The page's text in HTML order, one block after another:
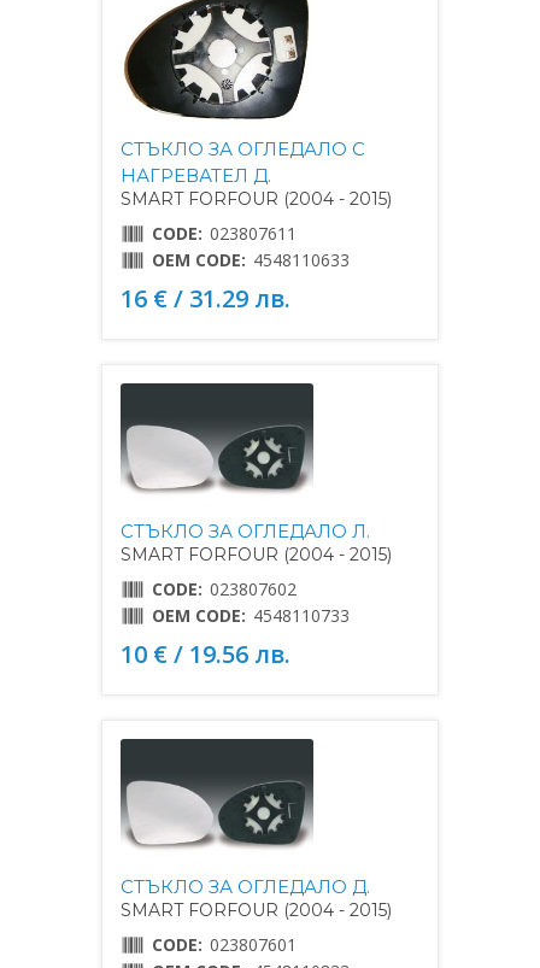
СТЪКЛО ЗА ОГЛЕДАЛО С
НАГРЕВАТЕЛ Д.
SMART FORFOUR (2004 - 2015)
CODE: 023807611
OEM CODE: 4548110633
16 € / 31.29 лв.
СТЪКЛО ЗА ОГЛЕДАЛО Л.
SMART FORFOUR (2004 - 2015)
CODE: 023807602
OEM CODE: 4548110733
10 € / 19.56 лв.
СТЪКЛО ЗА ОГЛЕДАЛО Д.
SMART FORFOUR (2004 - 2015)
CODE: 023807601